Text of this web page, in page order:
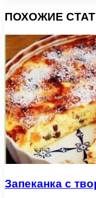
ПОХОЖИЕ
Запеканка с